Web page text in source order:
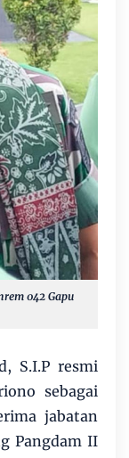
042 Gapu
S.I.P resmi
sebagai
jabatan
Pangdam II